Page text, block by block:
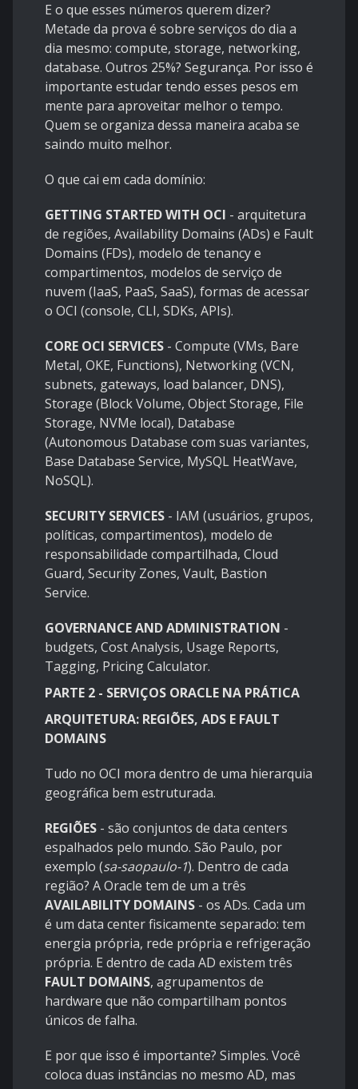
E o que esses números querem dizer?
Metade da prova é sobre serviços do dia a
dia mesmo: compute, storage, networking,
database. Outros 25%? Segurança. Por isso é
importante estudar tendo esses pesos em
mente para aproveitar melhor o tempo.
Quem se organiza dessa maneira acaba se
saindo muito melhor.
O que cai em cada domínio:
GETTING STARTED WITH OCI - arquitetura
de regiões, Availability Domains (ADs) e Fault
Domains (FDs), modelo de tenancy e
compartimentos, modelos de serviço de
nuvem (IaaS, PaaS, SaaS), formas de acessar
o OCI (console, CLI, SDKs, APIs).
CORE OCI SERVICES - Compute (VMs, Bare
Metal, OKE, Functions), Networking (VCN,
subnets, gateways, load balancer, DNS),
Storage (Block Volume, Object Storage, File
Storage, NVMe local), Database
(Autonomous Database com suas variantes,
Base Database Service, MySQL HeatWave,
NoSQL).
SECURITY SERVICES - IAM (usuários, grupos,
políticas, compartimentos), modelo de
responsabilidade compartilhada, Cloud
Guard, Security Zones, Vault, Bastion
Service.
GOVERNANCE AND ADMINISTRATION -
budgets, Cost Analysis, Usage Reports,
Tagging, Pricing Calculator.
PARTE 2 - SERVIÇOS ORACLE NA PRÁTICA
ARQUITETURA: REGIÕES, ADS E FAULT
DOMAINS
Tudo no OCI mora dentro de uma hierarquia
geográfica bem estruturada.
REGIÕES - são conjuntos de data centers
espalhados pelo mundo. São Paulo, por
exemplo (sa-saopaulo-1). Dentro de cada
região? A Oracle tem de um a três
AVAILABILITY DOMAINS - os ADs. Cada um
é um data center fisicamente separado: tem
energia própria, rede própria e refrigeração
própria. E dentro de cada AD existem três
FAULT DOMAINS, agrupamentos de
hardware que não compartilham pontos
únicos de falha.
E por que isso é importante? Simples. Você
coloca duas instâncias no mesmo AD, mas